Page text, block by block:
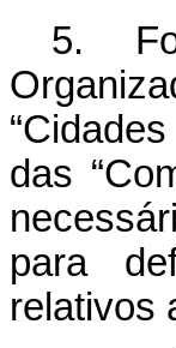
5. Foi
das
para
relativos